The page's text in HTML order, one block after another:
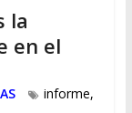
la
en el
informe,